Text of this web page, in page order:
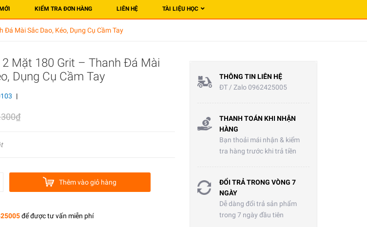
KIỂM TRA ĐƠN HÀNG LIÊN HỆ TÀI LIỆU HỌC
Mài Sắc Dao, Kéo, Dụng Cụ Cầm Tay
Mặt 180 Grit – Thanh Đá Mài
Dụng Cụ Cầm Tay
|
Thêm vào giỏ hàng
để được tư vấn miễn phí
THÔNG TIN LIÊN HỆ
ĐT / Zalo 0962425005
THANH TOÁN KHI NHẬN
HÀNG
Bạn thoải mái nhận & kiểm
tra hàng trước khi trả tiền
ĐỔI TRẢ TRONG VÒNG 7
NGÀY
Dễ dàng đổi trả sản phẩm
trong 7 ngày đầu tiên